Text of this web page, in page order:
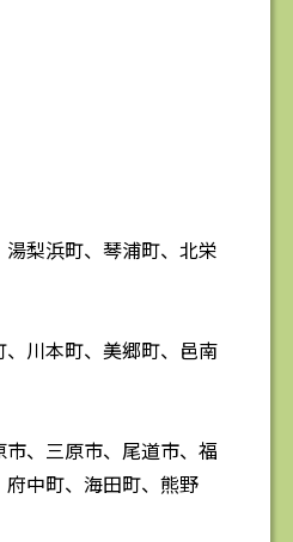
梨浜町、琴浦町、北栄
川本町、美郷町、邑南
、三原市、尾道市、福
中町、海田町、熊野